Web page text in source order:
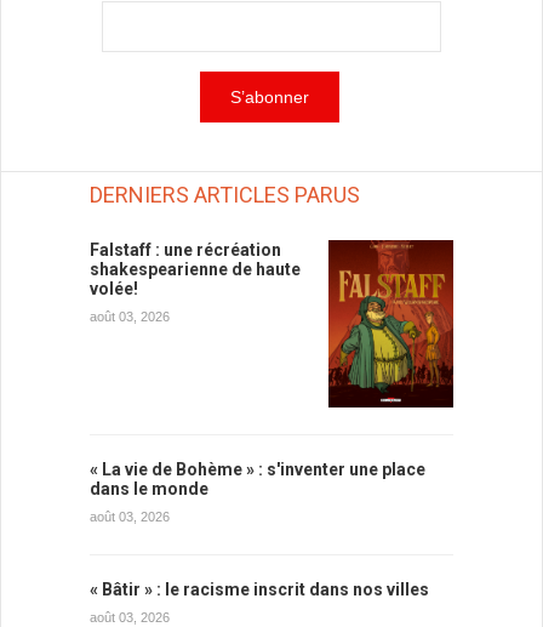
DERNIERS ARTICLES PARUS
Falstaff : une récréation
shakespearienne de haute
volée!
août 03, 2026
« La vie de Bohème » : s'inventer une place
dans le monde
août 03, 2026
« Bâtir » : le racisme inscrit dans nos villes
août 03, 2026